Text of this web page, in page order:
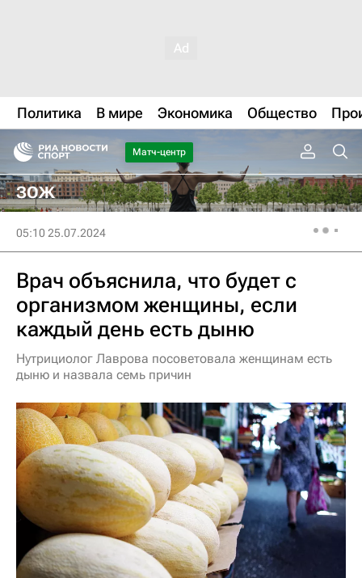
Политика В мире Экономика Общество
Матч-центр
ЗОЖ
05:10 25.07.2024
Врач объяснила, что будет с
организмом женщины, если
каждый день есть дыню
Нутрициолог Лаврова посоветовала женщинам есть
дыню и назвала семь причин